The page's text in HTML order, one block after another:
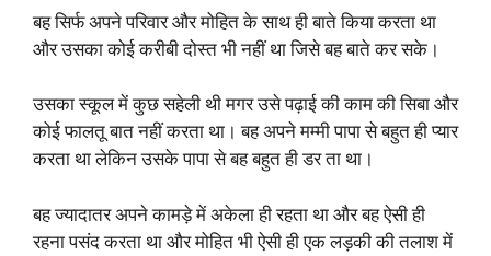
बह सिर्फ अपने परिवार और मोहित के साथ ही बाते किया करता था
और उसका कोई करीबी दोस्त भी नहीं था जिसे बह बाते कर सके।
उसका स्कूल में कुछ सहेली थी मगर उसे पढ़ाई की काम की सिबा और
कोई फालतू बात नहीं करता था। बह अपने मम्मी पापा से बहुत ही प्यार
करता था लेकिन उसके पापा से बह बहुत ही डर ता था।
बह ज्यादातर अपने कामड़े में अकेला ही रहता था और बह ऐसी ही
रहना पसंद करता था और मोहित भी ऐसी ही एक लड़की की तलाश में